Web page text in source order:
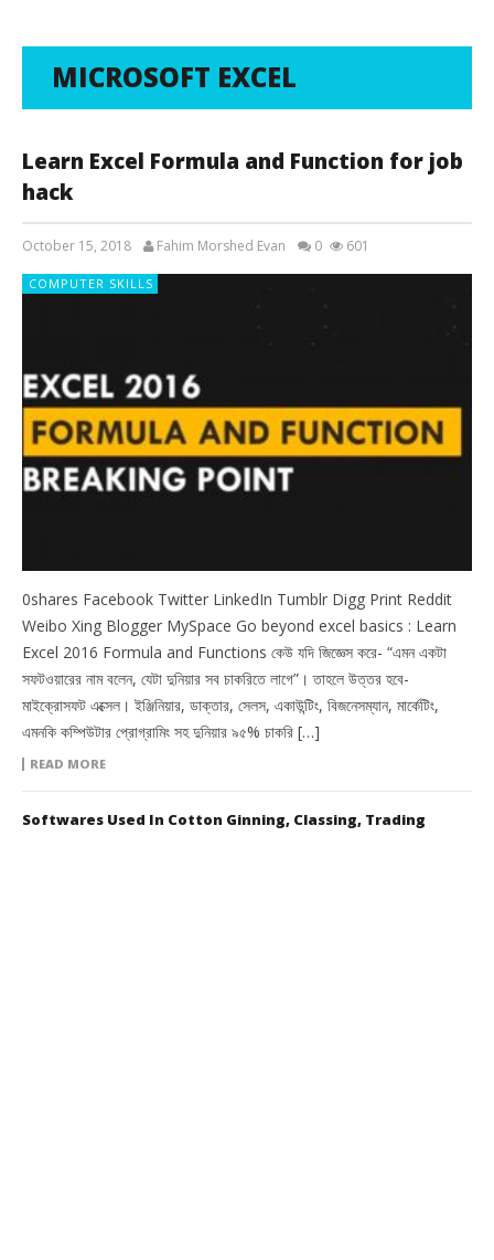
MICROSOFT EXCEL
Learn Excel Formula and Function for job
hack
October 15, 2018 Fahim Morshed Evan 0 601
COMPUTER SKILLS
0shares Facebook Twitter LinkedIn Tumblr Digg Print Reddit
Weibo Xing Blogger MySpace Go beyond excel basics : Learn
Excel 2016 Formula and Functions কেউ যদি জিজ্ঞেস করে- “এমন একটা
সফটওয়ারের নাম বলেন, যেটা দুনিয়ার সব চাকরিতে লাগে”। তাহলে উত্তর হবে-
মাইক্রোসফট এক্সেল। ইঞ্জিনিয়ার, ডাক্তার, সেলস, একাউন্টিং, বিজনেসম্যান, মার্কেটিং,
এমনকি কম্পিউটার প্রোগ্রামিং সহ দুনিয়ার ৯৫% চাকরি […]
READ MORE
Softwares Used In Cotton Ginning, Classing, Trading